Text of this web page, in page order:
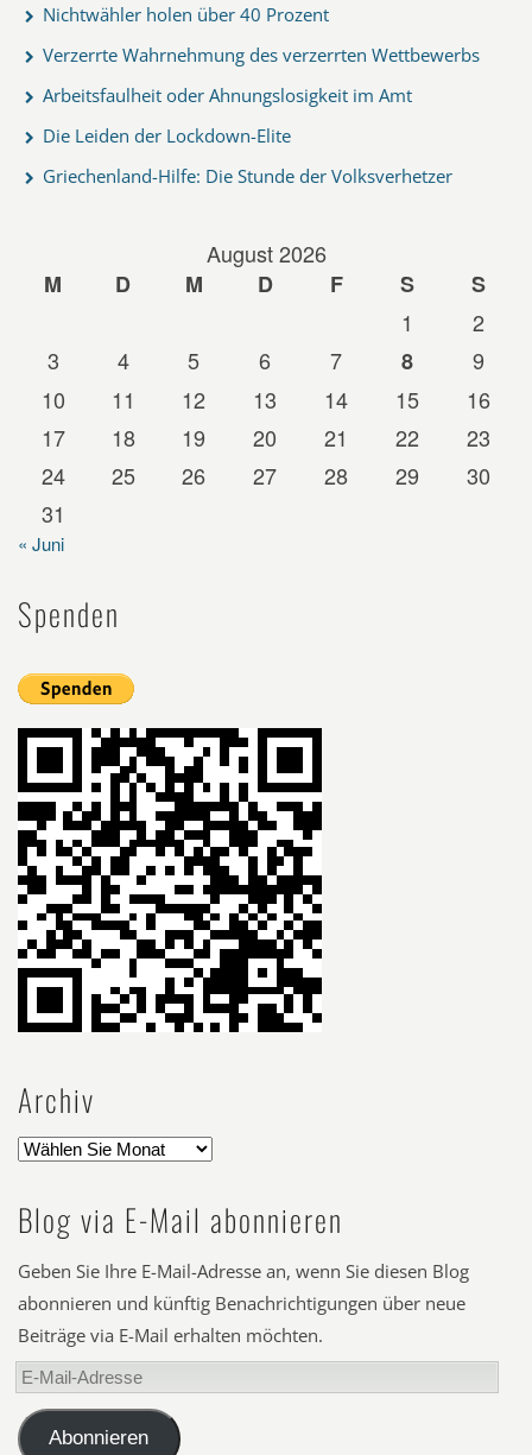
Nichtwähler holen über 40 Prozent
Verzerrte Wahrnehmung des verzerrten Wettbewerbs
Arbeitsfaulheit oder Ahnungslosigkeit im Amt
Die Leiden der Lockdown-Elite
Griechenland-Hilfe: Die Stunde der Volksverhetzer
August 2026
M
D M D F S
S
1
2
3
4 5 6 7 8
9
10
11 12 13 14 15
16
17
18 19 20 21 22
23
24
25 26 27 28 29
30
31
« Juni
Spenden
Archiv
Blog via E-Mail abonnieren
Geben Sie Ihre E-Mail-Adresse an, wenn Sie diesen Blog
abonnieren und künftig Benachrichtigungen über neue
Beiträge via E-Mail erhalten möchten.
E-
Mail-
AdresseAbonnieren